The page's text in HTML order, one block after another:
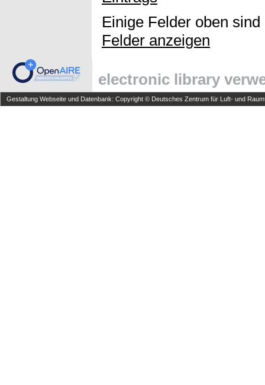
Einige Felder oben
Felder anzeigen
electronic library
Gestaltung Webseite und Datenbank: Copyright © Deutsches Zentrum für Luft- und